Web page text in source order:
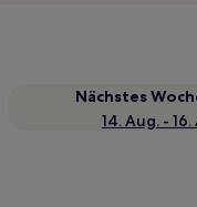
Nächstes
14. Aug. -